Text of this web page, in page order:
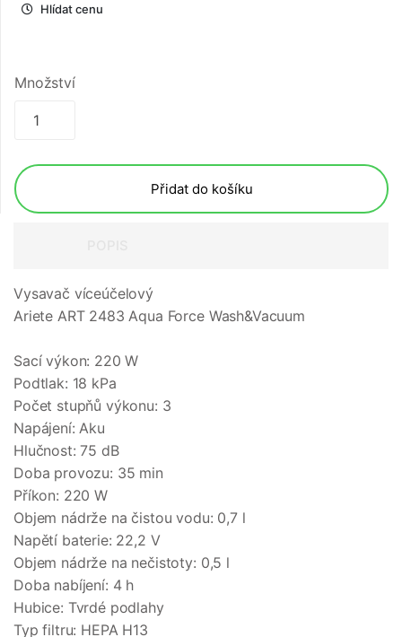
Hlídat cenu
Množství
Přidat do košíku
Vysavač víceúčelový
Ariete ART 2483 Aqua Force Wash&Vacuum
Sací výkon: 220 W
Podtlak: 18 kPa
Počet stupňů výkonu: 3
Napájení: Aku
Hlučnost: 75 dB
Doba provozu: 35 min
Příkon: 220 W
Objem nádrže na čistou vodu: 0,7 l
Napětí baterie: 22,2 V
Objem nádrže na nečistoty: 0,5 l
Doba nabíjení: 4 h
Hubice: Tvrdé podlahy
Typ filtru: HEPA H13